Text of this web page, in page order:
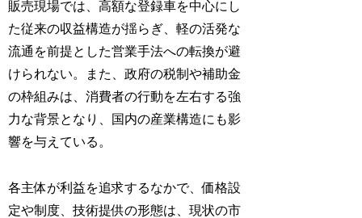
販売現場では、高額な登録車を中心にし
た従来の収益構造が揺らぎ、軽の活発な
流通を前提とした営業手法への転換が避
けられない。また、政府の税制や補助金
の枠組みは、消費者の行動を左右する強
力な背景となり、国内の産業構造にも影
響を与えている。
各主体が利益を追求するなかで、価格設
定や制度、技術提供の形態は、現状の市